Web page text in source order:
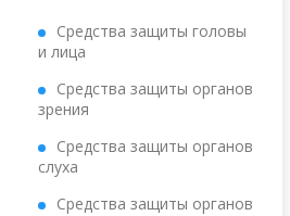
Средства защиты головы
и лица
Средства защиты органов
зрения
Средства защиты органов
слуха
Средства защиты органов